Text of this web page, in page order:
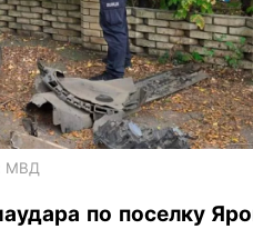
МВД
по поселку